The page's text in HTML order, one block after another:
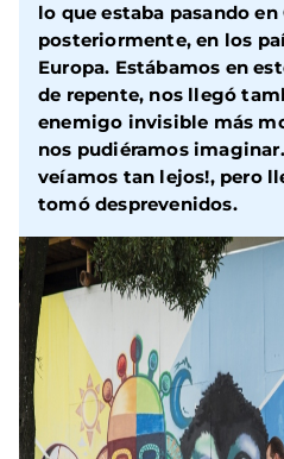
lo que estaba pasando en
posteriormente, en los
Europa. Estábamos en
de repente, nos llegó
enemigo invisible más
nos pudiéramos imaginar.
veíamos tan lejos!, pero
tomó desprevenidos.